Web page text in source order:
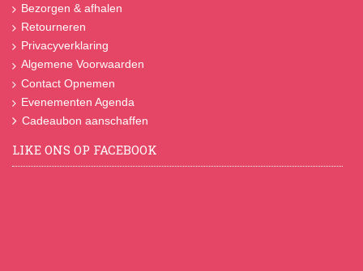
Bezorgen & afhalen
Retourneren
Privacyverklaring
Algemene Voorwaarden
Contact Opnemen
Evenementen Agenda
Cadeaubon aanschaffen
LIKE ONS OP FACEBOOK